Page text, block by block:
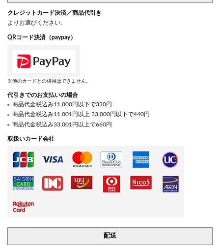
クレジットカード決済／商品代引き
よりお選びください。
QRコード決済（paypay）
※他のカードとの併用はできません。
代引きでのお支払いの場合
商品代金税込み11,000円以下で330円
商品代金税込み11,001円以上 33,000円以下で440円
商品代金税込み33,001円以上で660円
取扱いカード会社
配送